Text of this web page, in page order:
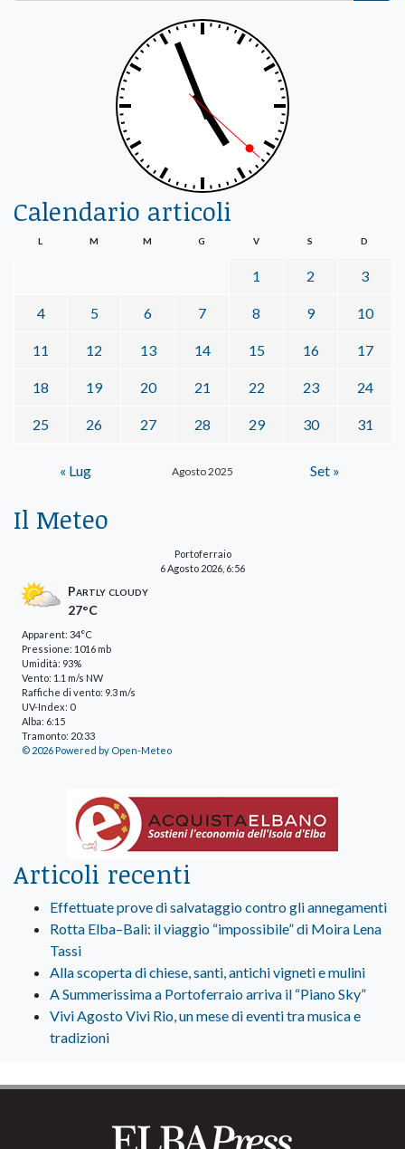
Calendario articoli
Agosto 2025
L M M G V S D
1 2 3
4 5 6 7 8 9 10
11 12 13 14 15 16 17
18 19 20 21 22 23 24
25 26 27 28 29 30 31
« Lug Set »
Il Meteo
Portoferraio
6 Agosto 2026, 6:56
Partly cloudy
27°C
Apparent: 34°C
Pressione: 1016 mb
Umidità: 93%
Vento: 1.1 m/s NW
Raffiche di vento: 9.3 m/s
UV-Index: 0
Alba: 6:15
Tramonto: 20:33
© 2026 Powered by Open-Meteo
Articoli recenti
Effettuate prove di salvataggio contro gli annegamenti
Rotta Elba–Bali: il viaggio “impossibile” di Moira Lena
Tassi
Alla scoperta di chiese, santi, antichi vigneti e mulini
A Summerissima a Portoferraio arriva il “Piano Sky”
Vivi Agosto Vivi Rio, un mese di eventi tra musica e
tradizioni